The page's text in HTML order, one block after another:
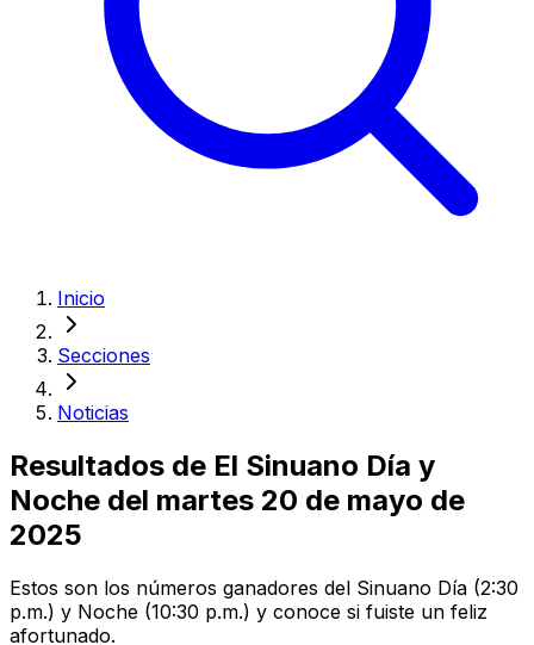
Inicio
Secciones
Noticias
Resultados de El Sinuano Día y
Noche del martes 20 de mayo de
2025
Estos son los números ganadores del Sinuano Día (2:30
p.m.) y Noche (10:30 p.m.) y conoce si fuiste un feliz
afortunado.